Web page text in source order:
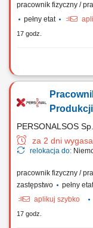
pracownik fizyczny /
pełny etat
17 godz.
Montaż i budowa tras
sterowania i
PERSONALSOS
za 2 dni wygasa
relokacja do:
pracownik fizyczny /
zastępstwo
pełny
aplikuj szybko
17 godz.